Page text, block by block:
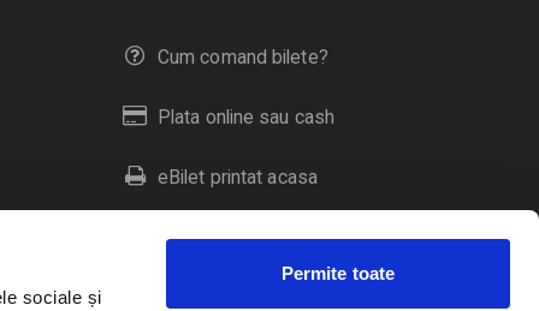
sociale și
Permite toate
Cum comand bilete?
Plata online sau cash
eBilet printat acasa
Livrare prin curier